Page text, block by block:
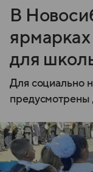
В
для
Для социально
предусмотрены